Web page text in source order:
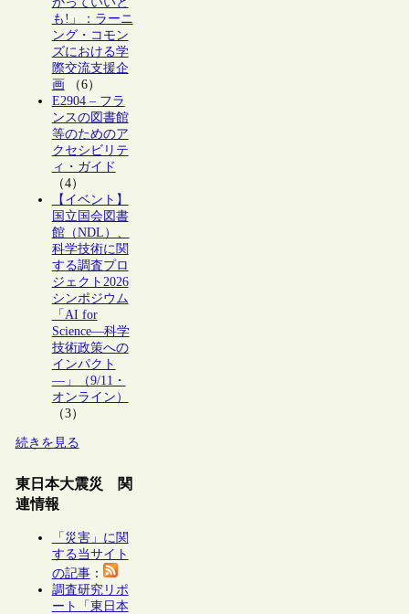
も!」：ラーニ
ング・コモン
ズにおける学
際交流支援企
画 （6）
E2904 – フラ
ンスの図書館
等のためのア
クセシビリテ
ィ・ガイド
（4）
【イベント】
国立国会図書
館（NDL）、
科学技術に関
する調査プロ
ジェクト2026
シンポジウム
「AI for
Science―科学
技術政策への
インパクト
―」（9/11・
オンライン）
（3）
続きを見る
東日本大震災 関
連情報
「災害」に関
する当サイト
の記事：
調査研究リポ
ート「東日本